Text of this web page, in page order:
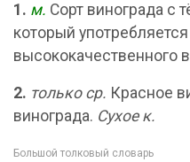
1. м. Сорт винограда с
который
высококачественного
2. только ср. Красное
винограда. Сухое к.
Большой толковый словарь